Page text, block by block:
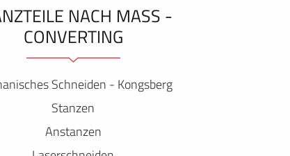
NACH MASS - C
ONVERTING
Schneiden - Kongsberg
Stanzen
Anstanzen